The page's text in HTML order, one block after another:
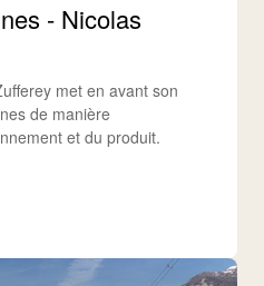
- Nicolas
met en avant son
de manière
et du produit.